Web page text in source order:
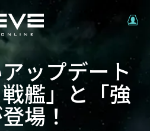
ップデート
艦」と「強
場！